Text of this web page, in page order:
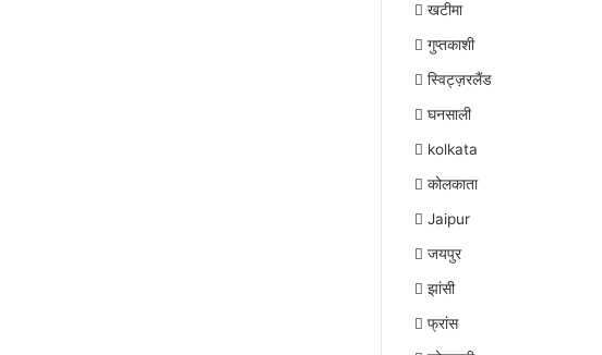
खटीमा
गुप्तकाशी
स्विट्ज़रलैंड
घनसाली
kolkata
कोलकाता
Jaipur
जयपुर
झांसी
फ्रांस